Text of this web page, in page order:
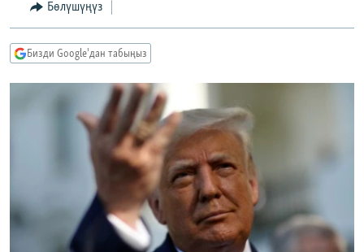
МАДАНИЯТ
ТВ ПРОГРАММАЛАР
ЭКСПЕРТТЕР ТАЛДАЙТ
БИЗ ЖАНА ДҮЙНӨ
ЫҢГАЙСЫЗ СУРООЛОР
ӨЗГӨЧӨ ПИКИР
Бөлүшүңүз
Бизди Google'дан табыңыз